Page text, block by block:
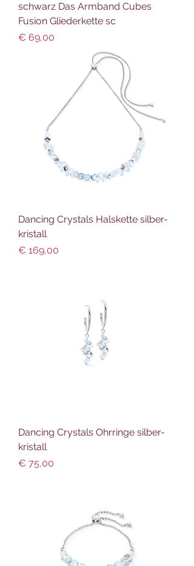
schwarz Das Armband Cubes
Fusion Gliederkette sc
Preis
€ 69,00
Dancing Crystals Halskette silber-
kristall
Preis
€ 169,00
Dancing Crystals Ohrringe silber-
kristall
Preis
€ 75,00